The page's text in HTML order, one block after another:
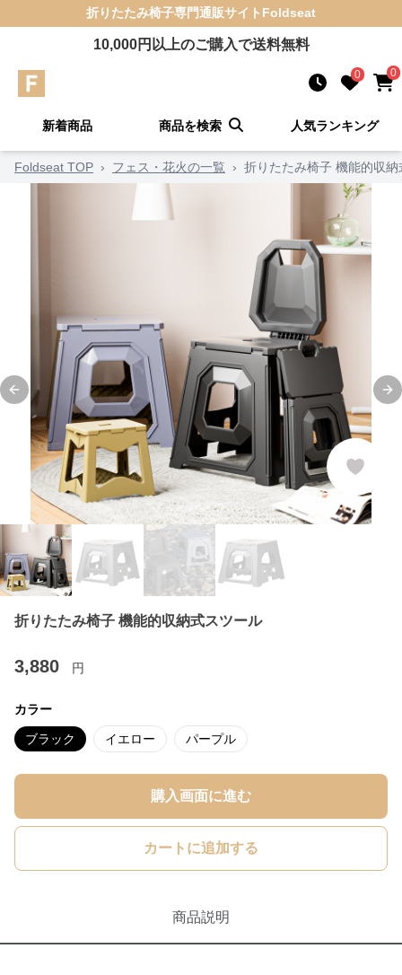
折りたたみ椅子専門通販サイト Foldseat
10,000円以上のご購入で送料無料
0 0
新着商品 商品を検索 人気ランキング
Foldseat TOP › フェス・花火の一覧 › 折りたたみ椅子 機能的収納
Previous slide
折りたたみ椅子 機能的収納式スツール
3,880 円
カラー
ブラック イエロー パープル
購入画面に進む
カートに追加する
商品説明